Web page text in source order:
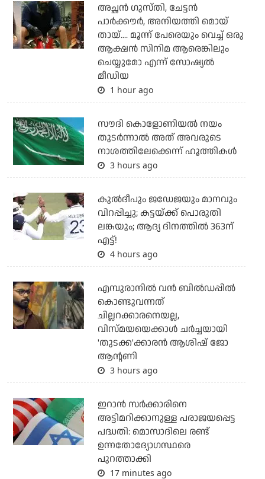
അച്ഛന്‍ ഗുസ്തി, ചേട്ടന്‍
പാര്‍ക്കൗര്‍, അനിയത്തി മൊയ്
തായ്.... മൂന്ന് പേരെയും വെച്ച് ഒരു
ആക്ഷന്‍ സിനിമ ആരെങ്കിലും
ചെയ്യുമോ എന്ന് സോഷ്യല്‍
മീഡിയ
1 hour ago
സൗദി കൊളോണിയല്‍ നയം
തുടര്‍ന്നാല്‍ അത് അവരുടെ
നാശത്തിലേക്കെന്ന് ഹൂത്തികള്‍
3 hours ago
കുല്‍ദീപും ജഡേജയും മാനവും
വിറപ്പിച്ചു; കട്ടയ്ക്ക് പൊരുതി
ലങ്കയും; ആദ്യ ദിനത്തില്‍ 363ന്
എട്ട്!
4 hours ago
എമ്പുരാനില്‍ വന്‍ ബില്‍ഡപ്പില്‍
കൊണ്ടുവന്നത്
ചില്ലറക്കാരനെയല്ല,
വിസ്മയയെക്കാള്‍ ചര്‍ച്ചയായി
'തുടക്ക'ക്കാരന്‍ ആശിഷ് ജോ
ആന്റണി
3 hours ago
ഇറാന്‍ സര്‍ക്കാരിനെ
അട്ടിമറിക്കാനുള്ള പരാജയപ്പെട്ട
പദ്ധതി: മൊസാദിലെ രണ്ട്
ഉന്നതോദ്യോഗസ്ഥരെ
പുറത്താക്കി
17 minutes ago